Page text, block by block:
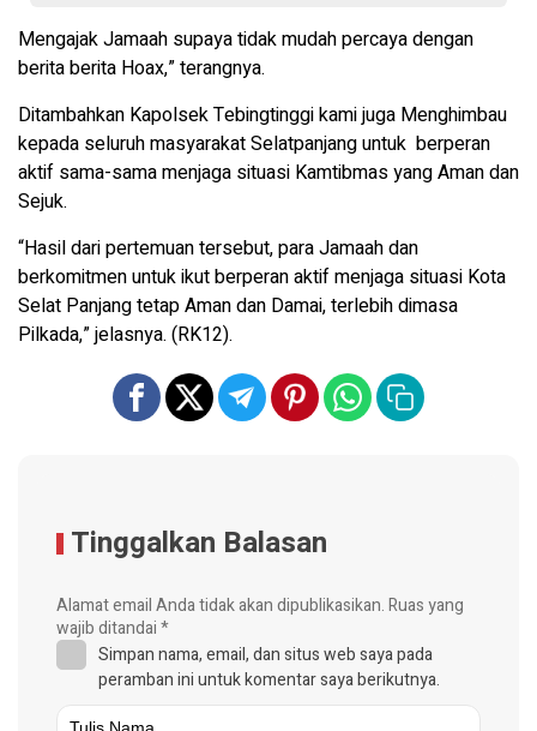
Mengajak Jamaah supaya tidak mudah percaya dengan
berita berita Hoax,” terangnya.
Ditambahkan Kapolsek Tebingtinggi kami juga Menghimbau
kepada seluruh masyarakat Selatpanjang untuk berperan
aktif sama-sama menjaga situasi Kamtibmas yang Aman dan
Sejuk.
“Hasil dari pertemuan tersebut, para Jamaah dan
berkomitmen untuk ikut berperan aktif menjaga situasi Kota
Selat Panjang tetap Aman dan Damai, terlebih dimasa
Pilkada,” jelasnya. (RK12).
Tinggalkan Balasan
Alamat email Anda tidak akan dipublikasikan.Ruas yang
wajib ditandai*
Simpan nama, email, dan situs web saya pada
peramban ini untuk komentar saya berikutnya.